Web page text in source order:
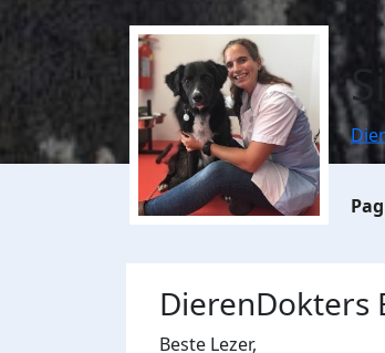
DierenDokters
Beste Lezer,